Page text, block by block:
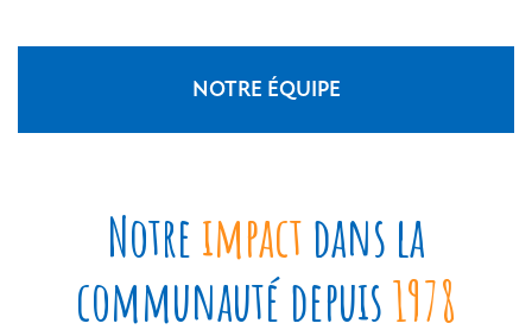
NOTRE ÉQUIPE
Notre impactdans la
communauté depuis1978